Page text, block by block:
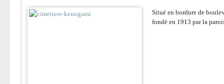
Situé en bordure de
fondé en 1913 par la